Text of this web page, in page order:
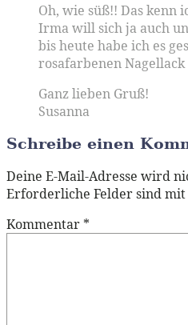
Oh, wie süß!! Das kenn
Irma will sich ja auch
bis heute habe ich es
rosafarbenen Nagellack
Ganz lieben Gruß!
Susanna
Schreibe einen
Deine E-Mail-Adresse wird
Erforderliche Felder sind mit
Kommentar *